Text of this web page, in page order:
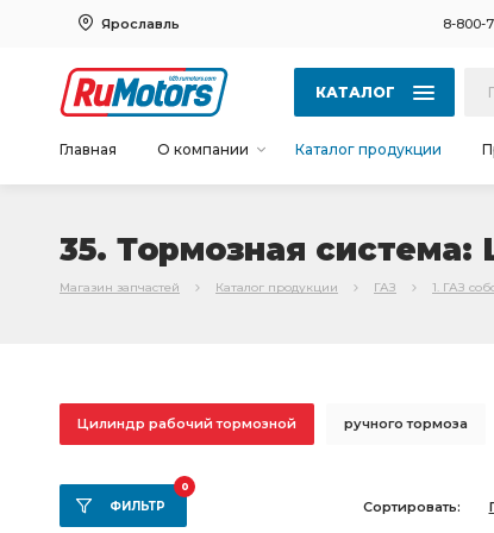
Ярославль 8-800-
КАТАЛОГ
Главная О компании Каталог продукции
35. Тормозная
Магазин запчастей Каталог продукции ГАЗ 1. ГАЗ
Цилиндр рабочий тормозной ручного тормоза
Трубка от тройника
Тормоз задний
ФИЛЬТР
0
Сортировать: